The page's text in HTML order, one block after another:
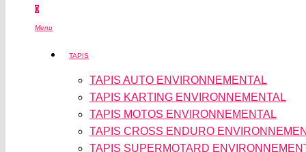
0
Menu
TAPIS
TAPIS AUTO ENVIRONNEMENTAL
TAPIS KARTING ENVIRONNEMENTAL
TAPIS MOTOS ENVIRONNEMENTAL
TAPIS CROSS ENDURO
TAPIS SUPERMOTARD